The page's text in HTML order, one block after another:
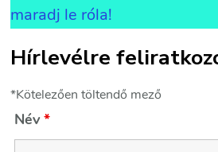
maradj le róla!
Hírlevélre
*Kötelezően töltendő mező
Név*